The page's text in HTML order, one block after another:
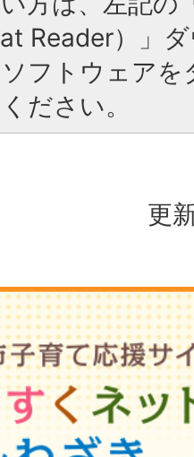
Reader）」
フトウェア
ださい。
更